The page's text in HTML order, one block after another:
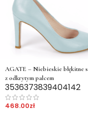
AGATE – Niebieskie błękitne
z odkrytym palcem
3536373839404142
468.00zł